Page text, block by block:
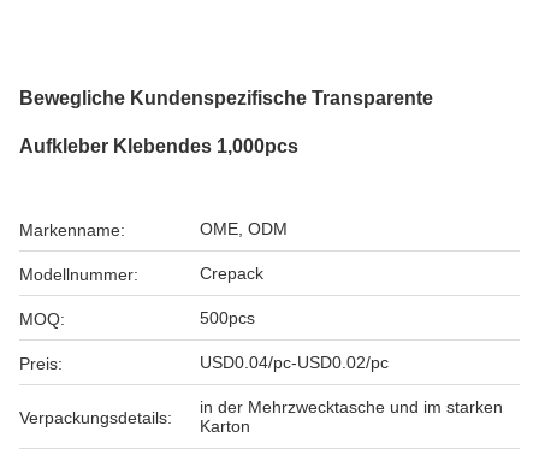
Bewegliche Kundenspezifische Transparente
Aufkleber Klebendes 1,000pcs
Markenname: OME, ODM
Modellnummer: Crepack
MOQ: 500pcs
Preis: USD0.04/pc-USD0.02/pc
Verpackungsdetails:
in der Mehrzwecktasche und im starken
Karton